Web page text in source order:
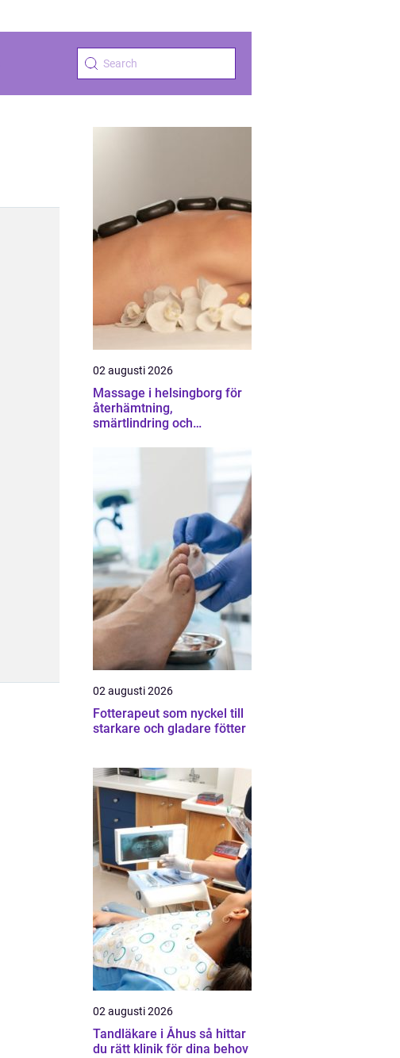
02 augusti 2026
Massage i helsingborg för
återhämtning,
smärtlindring och
02 augusti 2026
Fotterapeut som nyckel till
starkare och gladare fötter
02 augusti 2026
Tandläkare i Åhus så hittar
du rätt klinik för dina behov